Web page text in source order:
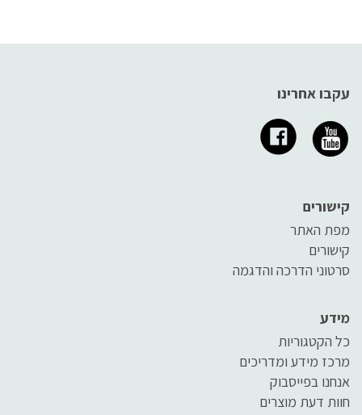
עקבו אחרינו
קישורים
מפת האתר
קישורים
סרטוני הדרכה והדגמה
מידע
כל הקטגוריות
מרכז מידע ומדריכים
אנחנו בפייסבוק
חוות דעת מוצרים